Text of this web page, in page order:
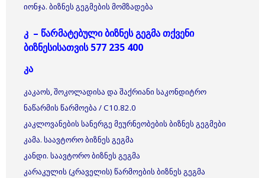
იონჯა. ბიზნეს გეგმების მომზადება
კ – წარმატებული ბიზნეს გეგმა თქვენი
ბიზნესისათვის 577 235 400
კა
კაკაოს, შოკოლადისა და შაქრიანი საკონდიტრო
ნაწარმის წარმოება / C10.82.0
კაკლოვანების სანერგე მეურნეობების ბიზნეს გეგმები
კამა. საავტორო ბიზნეს გეგმა
კანდი. საავტორო ბიზნეს გეგმა
კარაკულის (კრაველის) წარმოების ბიზნეს გეგმა